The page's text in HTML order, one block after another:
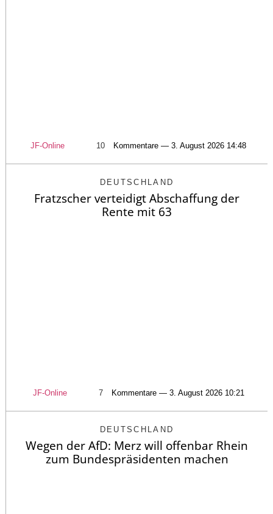
JF-Online 10 Kommentare — 3. August 2026 14:48
DEUTSCHLAND
Fratzscher verteidigt Abschaffung der
Rente mit 63
JF-Online 7 Kommentare — 3. August 2026 10:21
DEUTSCHLAND
Wegen der AfD: Merz will offenbar Rhein
zum Bundespräsidenten machen